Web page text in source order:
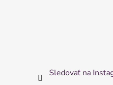
Sledovať na